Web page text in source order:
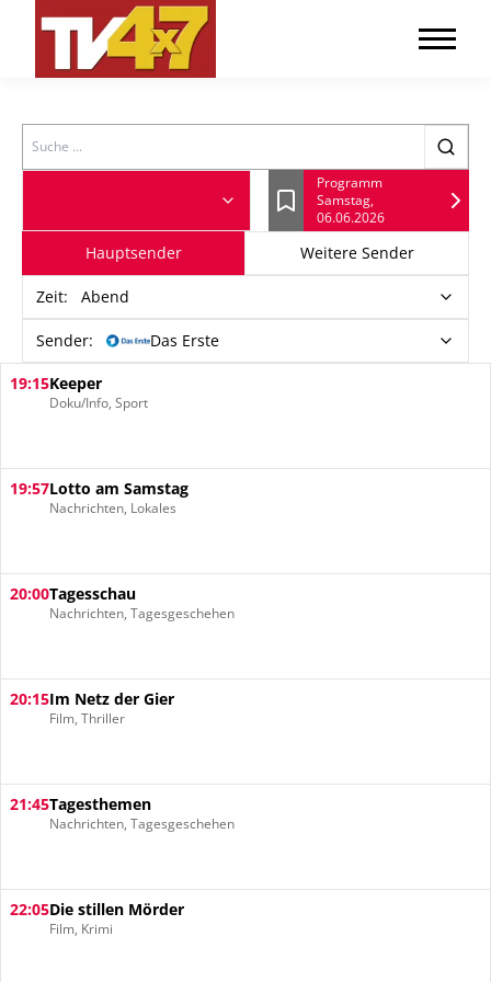
Search
Lesezeichen
Programm
Samstag,
06.06.2026
Hauptsender Weitere Sender
Zeit: Abend
Sender: Das Erste
19:15Keeper
Doku/Info, Sport
19:57Lotto am Samstag
Nachrichten, Lokales
20:00Tagesschau
Nachrichten, Tagesgeschehen
20:15Im Netz der Gier
Film, Thriller
21:45Tagesthemen
Nachrichten, Tagesgeschehen
22:05Die stillen Mörder
Film, Krimi